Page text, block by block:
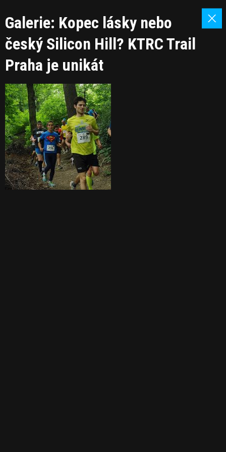
Galerie: Kopec lásky nebo
český Silicon Hill? KTRC Trail
Praha je unikát